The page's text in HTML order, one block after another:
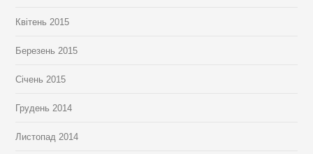
Квітень 2015
Березень 2015
Січень 2015
Грудень 2014
Листопад 2014